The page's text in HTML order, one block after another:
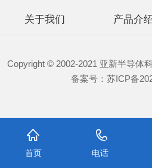
关于我们 产品介
Copyright © 2002-2021 亚新半导体
备案号： 苏ICP备
首页 电话